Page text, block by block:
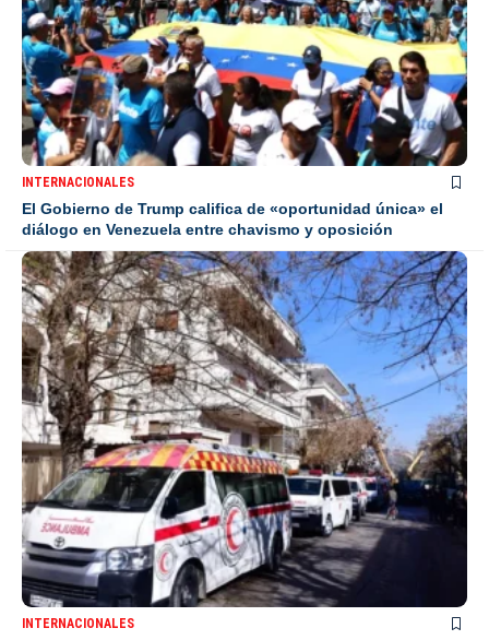
INTERNACIONALES
El Gobierno de Trump califica de «oportunidad única» el
diálogo en Venezuela entre chavismo y oposición
INTERNACIONALES